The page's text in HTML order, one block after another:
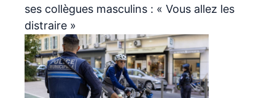
ses collègues masculins : « Vous allez les
distraire »